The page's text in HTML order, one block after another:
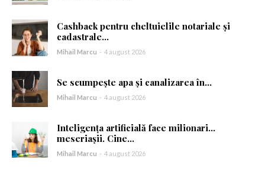
Cashback pentru cheltuielile notariale și
cadastrale...
Mihail Marcu - 4 august 2026
Se scumpește apa și canalizarea în...
Mihail Marcu - 4 august 2026
Inteligența artificială face milionari…
meseriașii. Cine...
Mihail Marcu - 4 august 2026